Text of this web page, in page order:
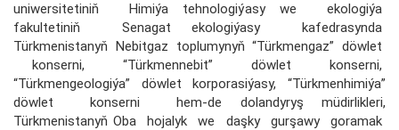
uniwersitetiniň Himiýa tehnologiýasy we ekologiýa
fakultetiniň Senagat ekologiýasy kafedrasynda
Türkmenistanyň Nebitgaz toplumynyň “Türkmengaz” döwlet
konserni, “Türkmennebit” döwlet konserni,
“Türkmengeologiýa” döwlet korporasiýasy, “Türkmenhimiýa”
döwlet konserni hem-de dolandyryş müdirlikleri,
Türkmenistanyň Oba hojalyk we daşky gurşawy goramak